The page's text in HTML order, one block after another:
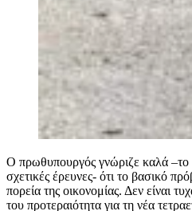
Ο πρωθυπουργός γνώριζε καλά –το
σχετικές έρευνες- ότι το βασικό
πορεία της οικονομίας. Δεν είναι
του προτεραιότητα για τη νέα